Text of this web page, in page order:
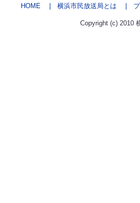
HOME | 横浜市民放送局とは | プ
Copyright (c) 2010